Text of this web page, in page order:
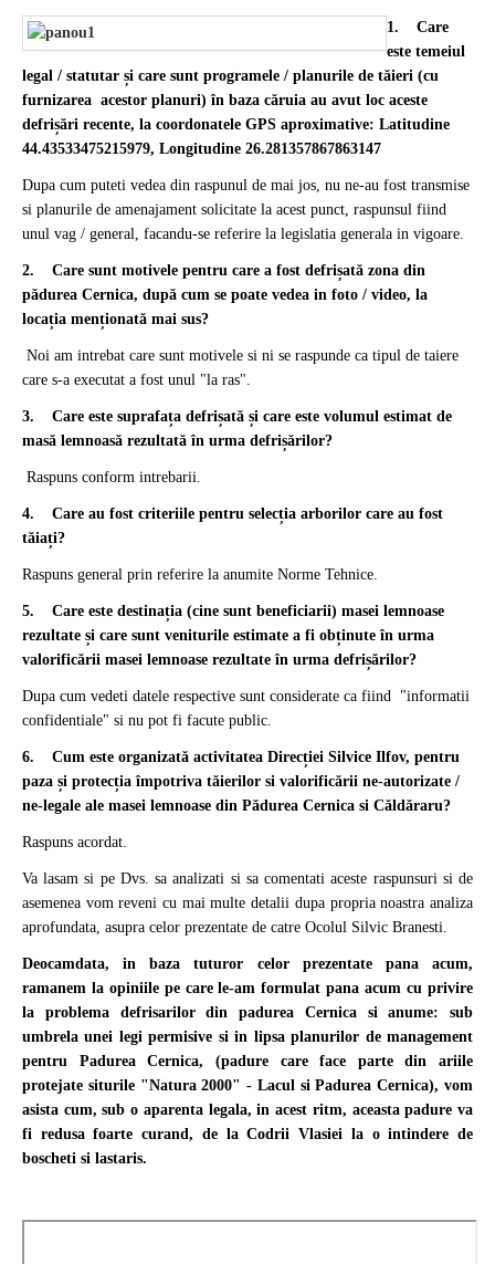
1. Care
este temeiul
legal / statutar și care sunt programele / planurile de tăieri (cu
furnizarea acestor planuri) în baza căruia au avut loc aceste
defrișări recente, la coordonatele GPS aproximative: Latitudine
44.43533475215979, Longitudine 26.281357867863147
Dupa cum puteti vedea din raspunul de mai jos, nu ne-au fost transmise
si planurile de amenajament solicitate la acest punct, raspunsul fiind
unul vag / general, facandu-se referire la legislatia generala in vigoare.
2. Care sunt motivele pentru care a fost defrișată zona din
pădurea Cernica, după cum se poate vedea in foto / video, la
locația menționată mai sus?
Noi am intrebat care sunt motivele si ni se raspunde ca tipul de taiere
care s-a executat a fost unul "la ras".
3. Care este suprafața defrișată și care este volumul estimat de
masă lemnoasă rezultată în urma defrișărilor?
Raspuns conform intrebarii.
4. Care au fost criteriile pentru selecția arborilor care au fost
tăiați?
Raspuns general prin referire la anumite Norme Tehnice.
5. Care este destinația (cine sunt beneficiarii) masei lemnoase
rezultate și care sunt veniturile estimate a fi obținute în urma
valorificării masei lemnoase rezultate în urma defrișărilor?
Dupa cum vedeti datele respective sunt considerate ca fiind "informatii
confidentiale" si nu pot fi facute public.
6. Cum este organizată activitatea Direcției Silvice Ilfov, pentru
paza și protecția împotriva tăierilor si valorificării ne-autorizate /
ne-legale ale masei lemnoase din Pădurea Cernica si Căldăraru?
Raspuns acordat.
Va lasam si pe Dvs. sa analizati si sa comentati aceste raspunsuri si de
asemenea vom reveni cu mai multe detalii dupa propria noastra analiza
aprofundata, asupra celor prezentate de catre Ocolul Silvic Branesti.
Deocamdata, in baza tuturor celor prezentate pana acum,
ramanem la opiniile pe care le-am formulat pana acum cu privire
la problema defrisarilor din padurea Cernica si anume: sub
umbrela unei legi permisive si in lipsa planurilor de management
pentru Padurea Cernica, (padure care face parte din ariile
protejate siturile "Natura 2000" - Lacul si Padurea Cernica), vom
asista cum, sub o aparenta legala, in acest ritm, aceasta padure va
fi redusa foarte curand, de la Codrii Vlasiei la o intindere de
boscheti si lastaris.